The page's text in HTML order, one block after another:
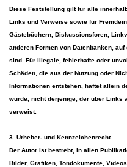
Diese Feststellung gilt für alle
Links und Verweise sowie für
Gästebüchern, Diskussionsforen,
anderen Formen von Datenbanken,
sind. Für illegale, fehlerhafte oder
Schäden, die aus der Nutzung oder
Informationen entstehen, haftet allein
wurde, nicht derjenige, der über Links
verweist.
3. Urheber- und Kennzeichenrecht
Der Autor ist bestrebt, in allen
Bilder, Grafiken, Tondokumente,